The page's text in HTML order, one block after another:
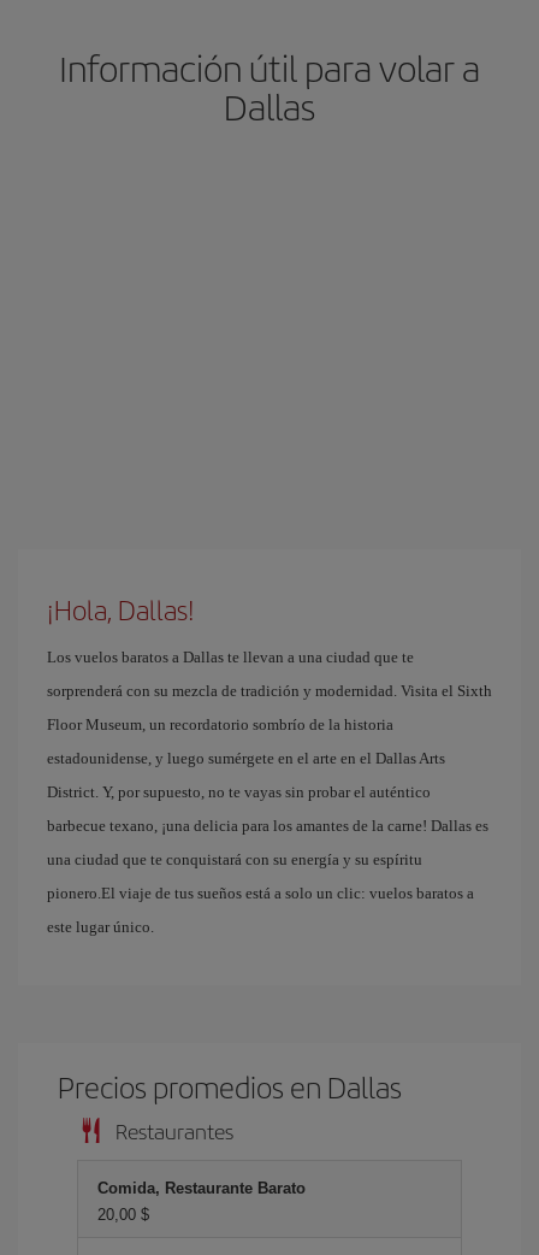
Información útil para volar a
Dallas
¡Hola, Dallas!
Los vuelos baratos a Dallas te llevan a una ciudad que te
sorprenderá con su mezcla de tradición y modernidad. Visita el Sixth
Floor Museum, un recordatorio sombrío de la historia
estadounidense, y luego sumérgete en el arte en el Dallas Arts
District. Y, por supuesto, no te vayas sin probar el auténtico
barbecue texano, ¡una delicia para los amantes de la carne! Dallas es
una ciudad que te conquistará con su energía y su espíritu
pionero.El viaje de tus sueños está a solo un clic: vuelos baratos a
este lugar único.
Precios promedios en Dallas
Restaurantes
Comida, Restaurante Barato
20,00 $